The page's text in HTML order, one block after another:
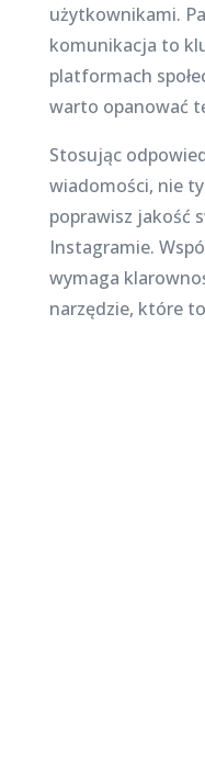
użytkownikami.
komunikacja to
platformach
warto opanować
Stosując
wiadomości, nie
poprawisz jakość
Instagramie.
wymaga
narzędzie, które